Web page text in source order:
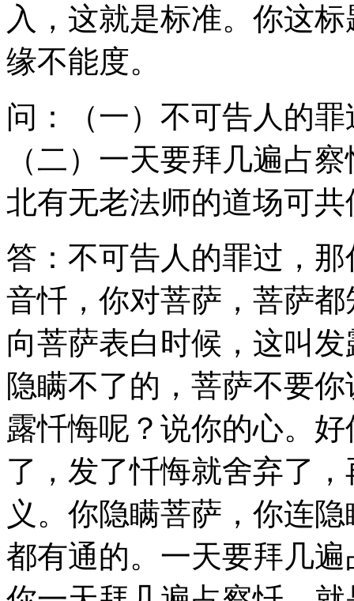
入，这就是标准。你这
缘不能度。
问：（一）不可告人的
（二）一天要拜几遍占
北有无老法师的道场可
答：不可告人的罪过，
音忏，你对菩萨，菩萨
向菩萨表白时候，这叫
隐瞒不了的，菩萨不要
露忏悔呢？说你的心。
了，发了忏悔就舍弃了
义。你隐瞒菩萨，你连
都有通的。一天要拜几